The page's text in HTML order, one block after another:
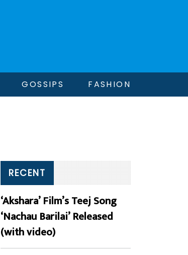
GOSSIPS FASHION
RECENT
‘Akshara’ Film’s Teej Song
‘Nachau Barilai’ Released
(with video)